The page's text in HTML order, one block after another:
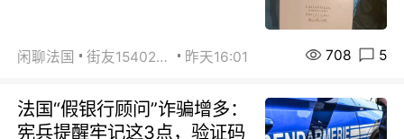
闲聊法国 街友15402223 昨天16:01 708 5
法国“假银行顾问”诈骗增多：
宪兵提醒牢记这3点，验证码